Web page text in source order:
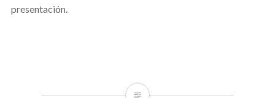
presentación.